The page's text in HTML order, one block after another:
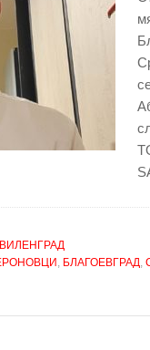
, БЛАГОЕВГРАД,